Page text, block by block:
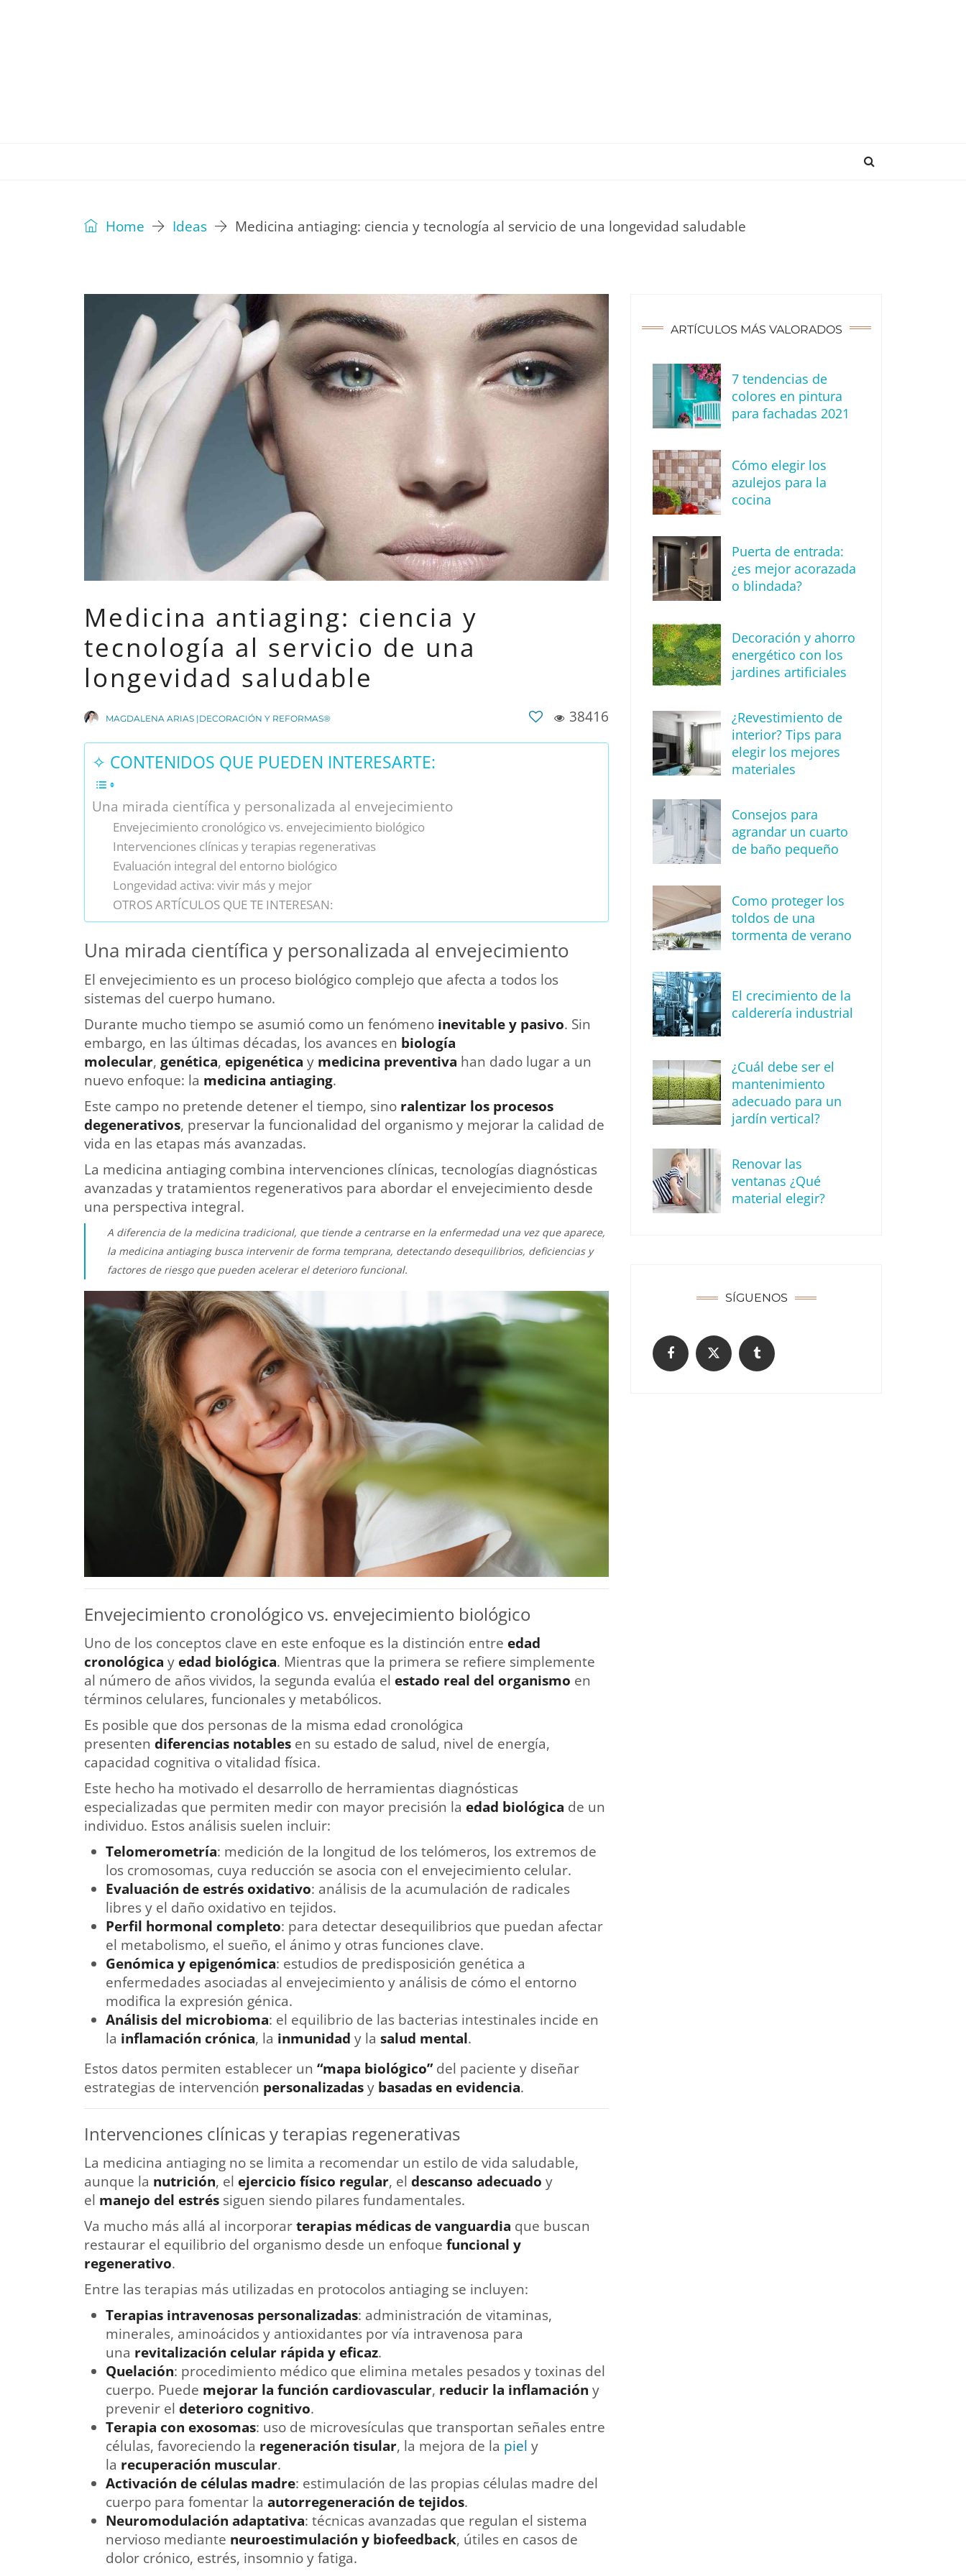
Home Ideas Medicina antiaging: ciencia y tecnología al servicio de una longevidad saludable
Medicina antiaging: ciencia y
tecnología al servicio de una
longevidad saludable
MAGDALENA ARIAS |DECORACIÓN Y REFORMAS® 38416
✧ CONTENIDOS QUE PUEDEN INTERESARTE:
Una mirada científica y personalizada al envejecimiento
Envejecimiento cronológico vs. envejecimiento biológico
Intervenciones clínicas y terapias regenerativas
Evaluación integral del entorno biológico
Longevidad activa: vivir más y mejor
OTROS ARTÍCULOS QUE TE INTERESAN:
Una mirada científica y personalizada al envejecimiento
El envejecimiento es un proceso biológico complejo que afecta a todos los
sistemas del cuerpo humano.
Durante mucho tiempo se asumió como un fenómeno inevitable y pasivo. Sin
embargo, en las últimas décadas, los avances en biología
molecular, genética, epigenética y medicina preventiva han dado lugar a un
nuevo enfoque: la medicina antiaging.
Este campo no pretende detener el tiempo, sino ralentizar los procesos
degenerativos, preservar la funcionalidad del organismo y mejorar la calidad de
vida en las etapas más avanzadas.
La medicina antiaging combina intervenciones clínicas, tecnologías diagnósticas
avanzadas y tratamientos regenerativos para abordar el envejecimiento desde
una perspectiva integral.
A diferencia de la medicina tradicional, que tiende a centrarse en la enfermedad una vez que aparece,
la medicina antiaging busca intervenir de forma temprana, detectando desequilibrios, deficiencias y
factores de riesgo que pueden acelerar el deterioro funcional.
Envejecimiento cronológico vs. envejecimiento biológico
Uno de los conceptos clave en este enfoque es la distinción entre edad
cronológica y edad biológica. Mientras que la primera se refiere simplemente
al número de años vividos, la segunda evalúa el estado real del organismo en
términos celulares, funcionales y metabólicos.
Es posible que dos personas de la misma edad cronológica
presenten diferencias notables en su estado de salud, nivel de energía,
capacidad cognitiva o vitalidad física.
Este hecho ha motivado el desarrollo de herramientas diagnósticas
especializadas que permiten medir con mayor precisión la edad biológica de un
individuo. Estos análisis suelen incluir:
Telomerometría: medición de la longitud de los telómeros, los extremos de
los cromosomas, cuya reducción se asocia con el envejecimiento celular.
Evaluación de estrés oxidativo: análisis de la acumulación de radicales
libres y el daño oxidativo en tejidos.
Perfil hormonal completo: para detectar desequilibrios que puedan afectar
el metabolismo, el sueño, el ánimo y otras funciones clave.
Genómica y epigenómica: estudios de predisposición genética a
enfermedades asociadas al envejecimiento y análisis de cómo el entorno
modifica la expresión génica.
Análisis del microbioma: el equilibrio de las bacterias intestinales incide en
la inflamación crónica, la inmunidad y la salud mental.
Estos datos permiten establecer un “mapa biológico”del paciente y diseñar
estrategias de intervención personalizadasy basadas en evidencia.
Intervenciones clínicas y terapias regenerativas
La medicina antiaging no se limita a recomendar un estilo de vida saludable,
aunque la nutrición, el ejercicio físico regular, el descanso adecuado y
el manejo del estrés siguen siendo pilares fundamentales.
Va mucho más allá al incorporarterapias médicas de vanguardia que buscan
restaurar el equilibrio del organismo desde un enfoque funcional y
regenerativo.
Entre las terapias más utilizadas en protocolos antiaging se incluyen:
Terapias intravenosas personalizadas: administración de vitaminas,
minerales, aminoácidos y antioxidantes por vía intravenosa para
una revitalización celular rápida y eficaz.
Quelación: procedimiento médico que elimina metales pesados y toxinas del
cuerpo. Puede mejorar la función cardiovascular, reducir la inflamación y
prevenir el deterioro cognitivo.
Terapia con exosomas: uso de microvesículas que transportan señales entre
células, favoreciendo la regeneración tisular, la mejora de la piel y
la recuperación muscular.
Activación de células madre: estimulación de las propias células madre del
cuerpo para fomentar la autorregeneración de tejidos.
Neuromodulación adaptativa: técnicas avanzadas que regulan el sistema
nervioso mediante neuroestimulación y biofeedback, útiles en casos de
dolor crónico, estrés, insomnio y fatiga.
ARTÍCULOS MÁS VALORADOS
7 tendencias de
colores en pintura
para fachadas 2021
Cómo elegir los
azulejos para la
cocina
Puerta de entrada:
¿es mejor acorazada
o blindada?
Decoración y ahorro
energético con los
jardines artificiales
¿Revestimiento de
interior? Tips para
elegir los mejores
materiales
Consejos para
agrandar un cuarto
de baño pequeño
Como proteger los
toldos de una
tormenta de verano
El crecimiento de la
calderería industrial
¿Cuál debe ser el
mantenimiento
adecuado para un
jardín vertical?
Renovar las
ventanas ¿Qué
material elegir?
SÍGUENOS